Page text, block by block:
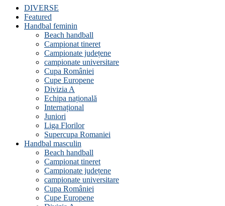
DIVERSE
Featured
Handbal feminin
Beach handball
Campionat tineret
Campionate județene
campionate universitare
Cupa României
Cupe Europene
Divizia A
Echipa națională
Internațional
Juniori
Liga Florilor
Supercupa Romaniei
Handbal masculin
Beach handball
Campionat tineret
Campionate județene
campionate universitare
Cupa României
Cupe Europene